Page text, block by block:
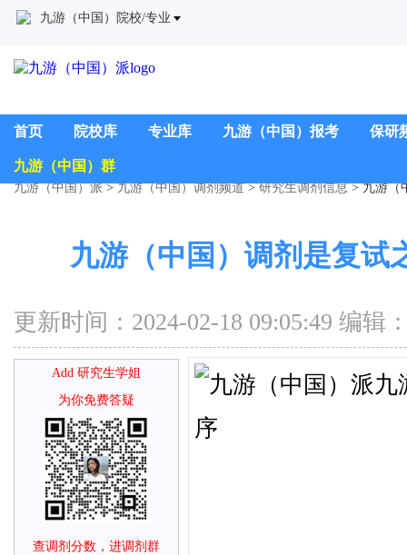
九游（中国）院校/专业
首页 院校库 专业库 九游（中国）报考 保研
九游（中国）群
九游（中国）派>九游（中国）调剂频道>研究生调剂信息> 九游（
九游（中国）调剂是复试
更新时间：2024-02-18 09:05:49 编辑
Add 研究生学姐
为你免费答疑
查调剂分数，进调剂群